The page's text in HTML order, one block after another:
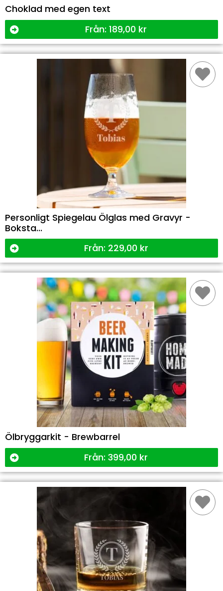
Choklad med egen text
Från: 189,00 kr
Personligt Spiegelau Ölglas med Gravyr -
Boksta...
Från: 229,00 kr
Ölbryggarkit - Brewbarrel
Från: 399,00 kr